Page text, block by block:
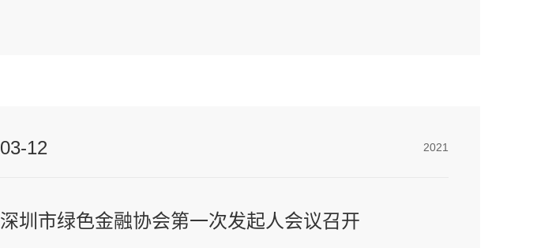
03-12 2021
深圳市绿色金融协会第一次发起人会议召开